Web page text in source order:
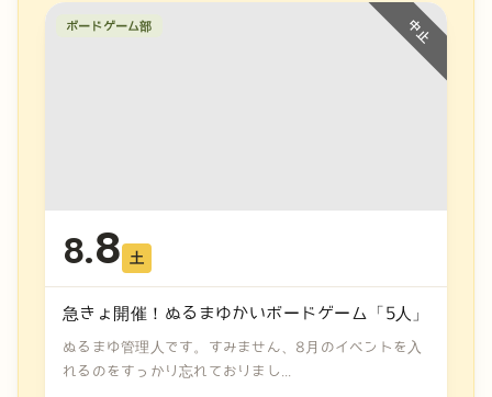
ボードゲーム部
8.8 土
急きょ開催！ぬるまゆかいボードゲーム「5人」
ぬるまゆ管理人です。すみません、8月のイベントを入
れるのをすっかり忘れておりまし...